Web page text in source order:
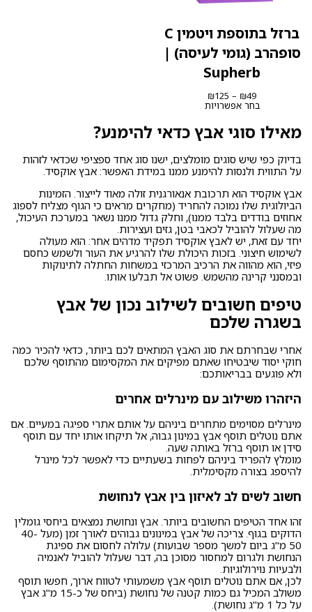
ברזל בתוספת ויטמין C
סופהרב (גומי לעיסה) |
Supherb
₪49
–
₪125 טווח
מחירים:
⁦₪125⁩
בחר אפשרויות
מאילו סוגי אבץ כדאי להימנע?
בדיוק כפי שיש סוגים מומלצים, ישנו סוג אחד ספציפי שכדאי לזהות
על התווית ולנסות להימנע ממנו במידת האפשר: אבץ אוקסיד.
אבץ אוקסיד הוא תרכובת אנאורגנית זולה מאוד לייצור. הזמינות
הביולוגית שלו נמוכה להחריד (מחקרים מראים כי הגוף מצליח לספוג
אחוזים בודדים בלבד ממנו), וחלק גדול ממנו נשאר במערכת העיכול,
מה שעלול להוביל לכאבי בטן, גזים ועצירות.
יחד עם זאת, יש לאבץ אוקסיד תפקיד מדהים אחר: הוא מעולה
לשימוש חיצוני. בזכות היכולת שלו להרגיע את העור ולשמש כחסם
פיזי, הוא מהווה את הרכיב המרכזי במשחות החתלה לתינוקות
ובמסנני קרינה מהשמש. פשוט אל תבלעו אותו.
טיפים חשובים לשילוב נכון של אבץ
בשגרה שלכם
אחרי שבחרתם את סוג האבץ המתאים לכם ביותר, כדאי להכיר כמה
חוקי יסוד שיבטיחו שאתם מפיקים את המקסימום מהתוסף שלכם
ולא פוגעים בבריאותכם:
היזהרו משילוב עם מינרלים אחרים
מינרלים מסוימים מתחרים ביניהם על אותם אתרי ספיגה במעיים. אם
אתם נוטלים תוסף אבץ במינון גבוה, אל תיקחו אותו יחד עם תוסף
סידן או תוסף ברזל באותה שעה.
מומלץ להפריד ביניהם לפחות בשעתיים כדי לאפשר לכל מינרל
להיספג בצורה מקסימלית.
חשוב לשים לב לאיזון בין אבץ לנחושת
זהו אחד הטיפים החשובים ביותר. אבץ ונחושת נמצאים ביחסי גומלין
הדוקים בגוף. צריכה של אבץ במינונים גבוהים לאורך זמן (מעל 40-
50 מ"ג ביום למשך מספר שבועות) עלולה לחסום את ספיגת
הנחושת ולגרום למחסור מסוכן בה, דבר שעלול להוביל לאנמיה
ולבעיות נוירולוגיות.
לכן, אם אתם נוטלים תוסף אבץ משמעותי לטווח ארוך, חפשו תוסף
משולב המכיל גם כמות קטנה של נחושת (ביחס של כ-15 מ"ג אבץ
על כל 1 מ"ג נחושת).